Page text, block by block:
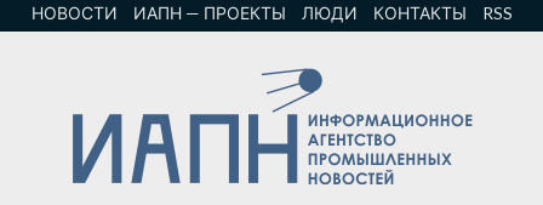
НОВОСТИ ИАПН — ПРОЕКТЫ ЛЮДИ КОНТАКТЫ RSS